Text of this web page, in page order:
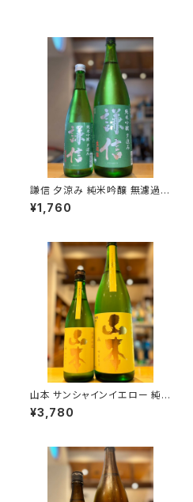
謙信 夕涼み 純米吟醸 無濾過生
720ml１本（池田屋酒造・新潟
県糸魚川市新鉄）
¥1,760
山本 サンシャインイエロー 純
米吟醸 1800ml１本（山本酒造・
秋田県山本郡八峰町）
¥3,780